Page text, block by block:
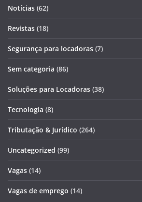
Notícias (62)
Revistas (18)
Segurança para locadoras (7)
Sem categoria (86)
Soluções para Locadoras (38)
Tecnologia (8)
Tributação & Jurídico (264)
Uncategorized (99)
Vagas (14)
Vagas de emprego (14)